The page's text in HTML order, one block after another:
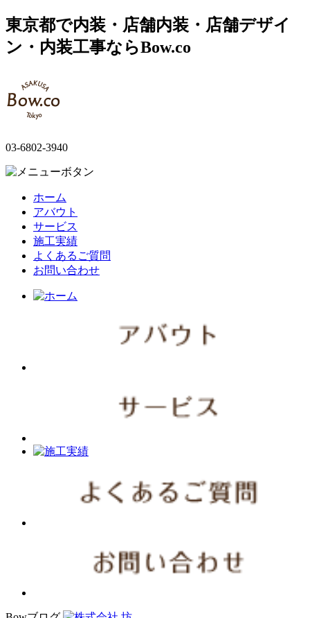
東京都で内装・店舗内装・店舗デザイ
ン・内装工事ならBow.co
03-6802-3940
ホーム
アバウト
サービス
施工実績
よくあるご質問
お問い合わせ